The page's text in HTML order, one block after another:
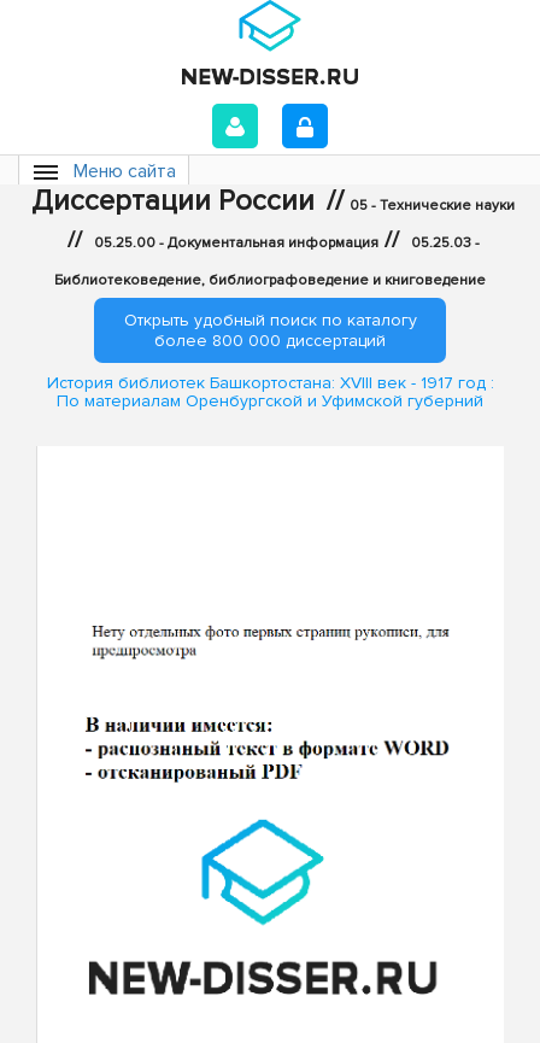
Меню сайта
Диссертации России // 05 - Технические науки
// 05.25.00 - Документальная информация // 05.25.03 -
Библиотековедение, библиографоведение и книговедение
Открыть удобный поиск по каталогу
более 800 000 диссертаций
История библиотек Башкортостана: XVIII век - 1917 год :
По материалам Оренбургской и Уфимской губерний